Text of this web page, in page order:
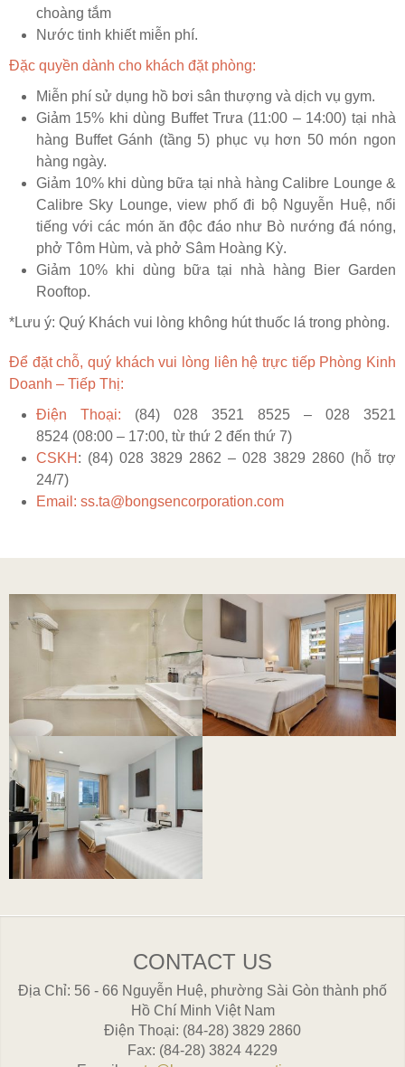
choàng tắm
Nước tinh khiết miễn phí.
Đặc quyền dành cho khách đặt phòng:
Miễn phí sử dụng hồ bơi sân thượng và dịch vụ gym.
Giảm 15% khi dùng Buffet Trưa (11:00 – 14:00) tại nhà
hàng Buffet Gánh (tầng 5) phục vụ hơn 50 món ngon
hàng ngày.
Giảm 10% khi dùng bữa tại nhà hàng Calibre Lounge &
Calibre Sky Lounge, view phố đi bộ Nguyễn Huệ, nổi
tiếng với các món ăn độc đáo như Bò nướng đá nóng,
phở Tôm Hùm, và phở Sâm Hoàng Kỳ.
Giảm 10% khi dùng bữa tại nhà hàng Bier Garden
Rooftop.
*Lưu ý: Quý Khách vui lòng không hút thuốc lá trong phòng.
Để đặt chỗ, quý khách vui lòng liên hệ trực tiếp Phòng Kinh
Doanh – Tiếp Thị:
Điện Thoại: (84) 028 3521 8525 – 028 3521
8524 (08:00 – 17:00, từ thứ 2 đến thứ 7)
CSKH : (84) 028 3829 2862 – 028 3829 2860 (hỗ trợ
24/7)
Email: ss.ta@bongsencorporation.com
CONTACT US
Địa Chỉ 56 - 66 Nguyễn Huệ, phường Sài Gòn thành phố
Hồ Chí Minh Việt Nam
Điện Thoại (84-28) 3829 2860
Fax (84-28) 3824 4229